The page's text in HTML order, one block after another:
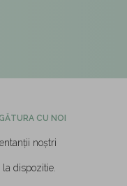
CU NOI
noștri
dispozitie.